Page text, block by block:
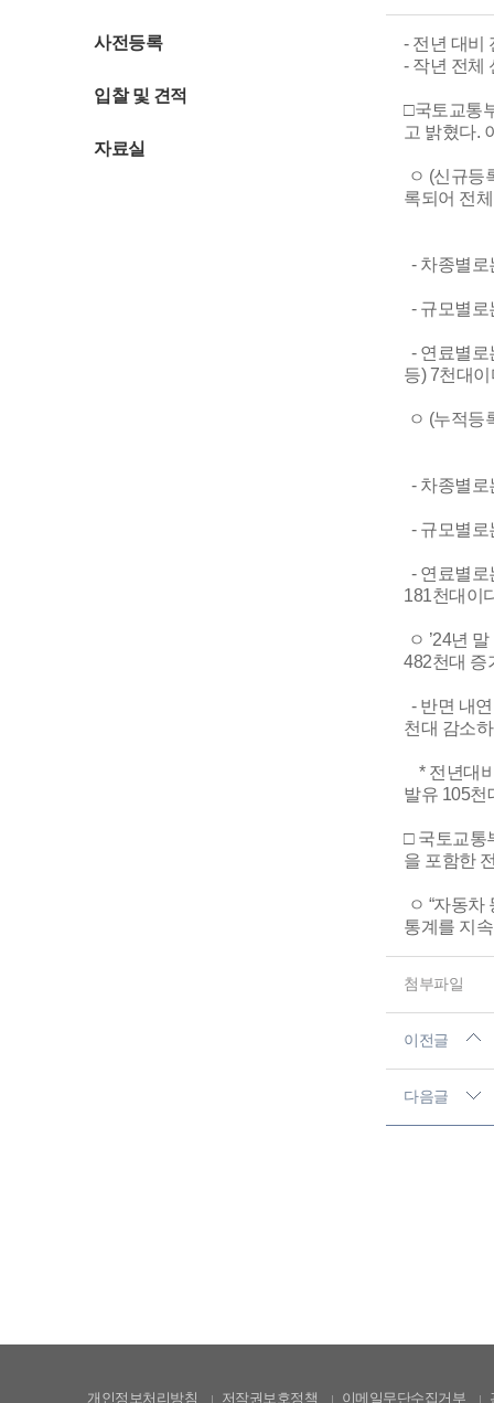
사전등록
입찰 및 견적
자료실
- 전년 대비
- 작년 전체
□국토교통
고 밝혔다.
ㅇ (신규등
록되어 전
- 차종별로
- 규모별로
- 연료별로
등) 7천대이
ㅇ (누적등
- 차종별로
- 규모별로
- 연료별로
181천대이
ㅇ ’24년
482천대 증
- 반면 내
천대 감소
* 전년대
발유 105천
□ 국토교통
을 포함한
ㅇ “자동
통계를 지
첨부파일
이전글
다음글
개인정보처리방침 저작권보호정책 이메일무단수집거부